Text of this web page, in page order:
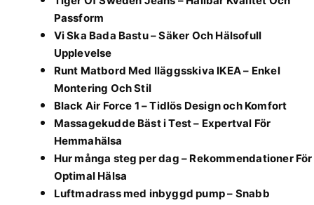
Passform
Vi Ska Bada Bastu – Säker Och Hälsofull
Upplevelse
Runt Matbord Med Iläggsskiva IKEA – Enkel
Montering Och Stil
Black Air Force 1 – Tidlös Design och Komfort
Massagekudde Bäst i Test – Expertval För
Hemmahälsa
Hur många steg per dag – Rekommendationer För
Optimal Hälsa
Luftmadrass med inbyggd pump – Snabb